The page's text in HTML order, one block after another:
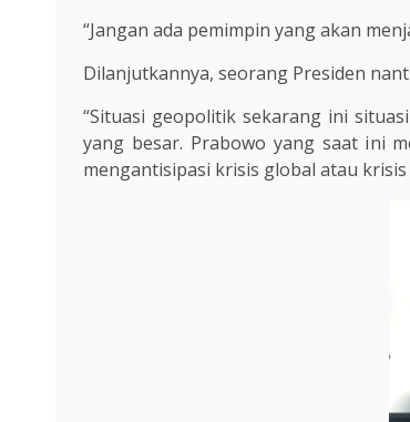
“Jangan ada pemimpin yang akan
Dilanjutkannya, seorang Presiden
“Situasi geopolitik sekarang ini
yang besar. Prabowo yang saat ini
mengantisipasi krisis global atau